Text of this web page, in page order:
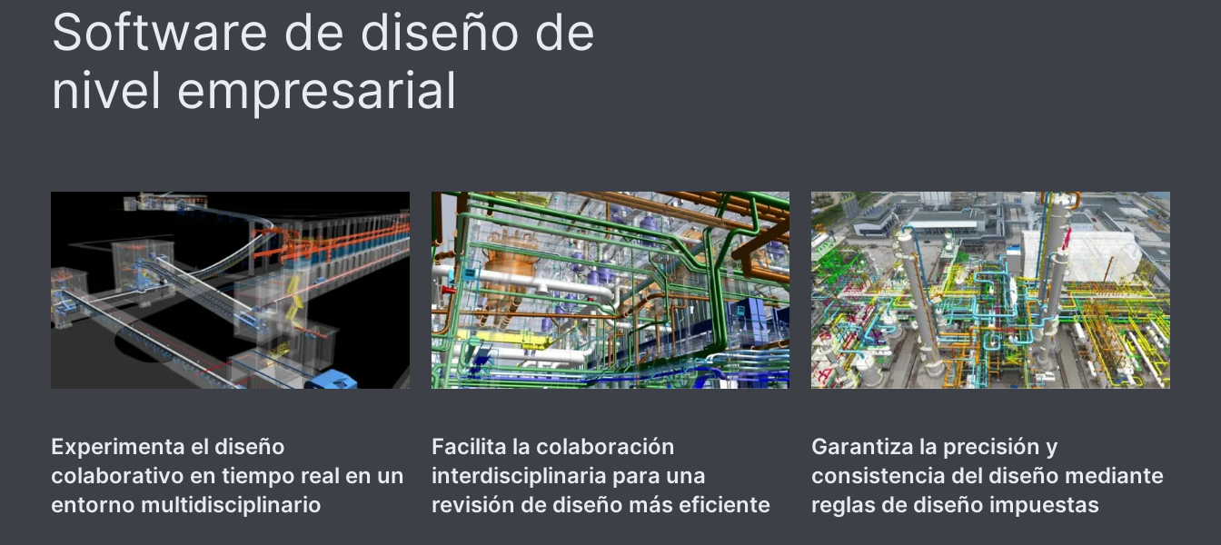
Software de diseño de
nivel empresarial
Experimenta el diseño
colaborativo en tiempo real en un
entorno multidisciplinario
Facilita la colaboración
interdisciplinaria para una
revisión de diseño más eficiente
Garantiza la precisión y
consistencia del diseño mediante
reglas de diseño impuestas